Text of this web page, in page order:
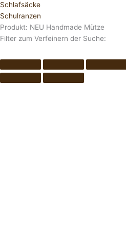
Schlafsäcke
Schulranzen
Produkt: NEU Handmade Mütze
Filter zum Verfeinern der Suche: